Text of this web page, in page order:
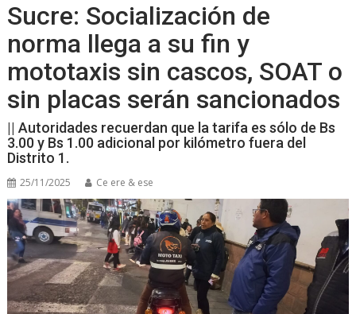
Sucre: Socialización de
norma llega a su fin y
mototaxis sin cascos, SOAT o
sin placas serán sancionados
|| Autoridades recuerdan que la tarifa es sólo de Bs
3.00 y Bs 1.00 adicional por kilómetro fuera del
Distrito 1.
25/11/2025 Ce ere & ese